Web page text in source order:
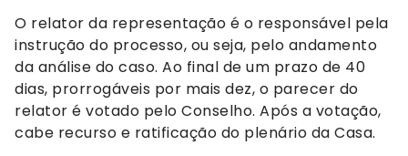
O relator da representação é o responsável pela
instrução do processo, ou seja, pelo andamento
da análise do caso. Ao final de um prazo de 40
dias, prorrogáveis por mais dez, o parecer do
relator é votado pelo Conselho. Após a votação,
cabe recurso e ratificação do plenário da Casa.